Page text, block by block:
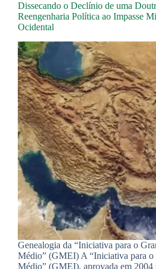
Dissecando o Declínio de uma
Reengenharia Política ao Impasse
Ocidental
Genealogia da “Iniciativa para o
Médio” (GMEI) A “Iniciativa para o
Médio” (GMEI), aprovada em 2004